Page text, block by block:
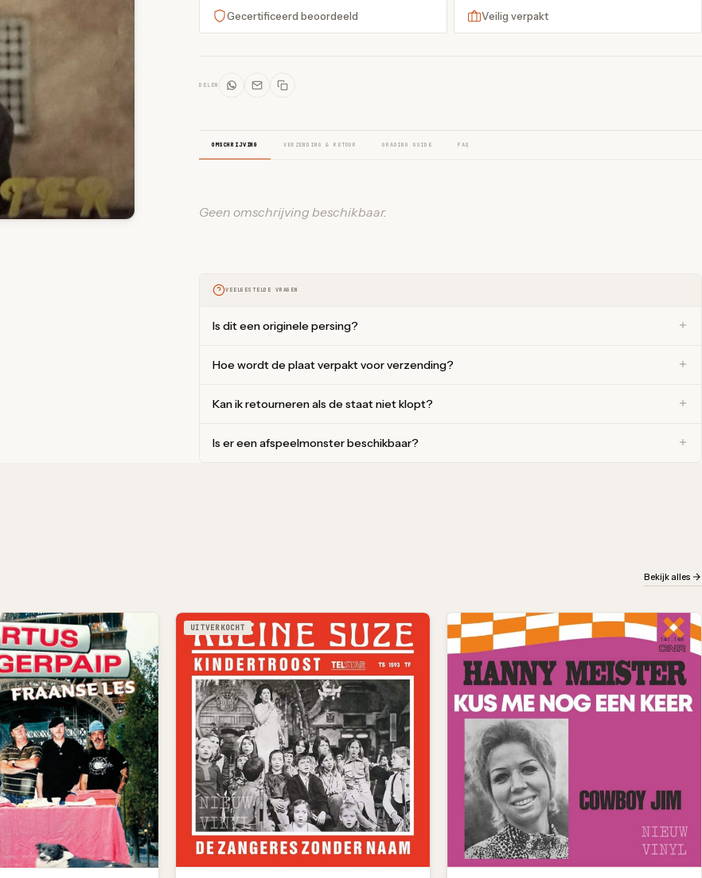
Gecertificeerd beoordeeld Veilig verpakt
DELEN
OMSCHRIJVING VERZENDING & RETOUR GRADING GUIDE FAQ
Geen omschrijving beschikbaar.
VEELGESTELDE VRAGEN
Is dit een originele persing?
Hoe wordt de plaat verpakt voor verzending?
Kan ik retourneren als de staat niet klopt?
Is er een afspeelmonster beschikbaar?
Bekijk alles
UITVERKOCHT